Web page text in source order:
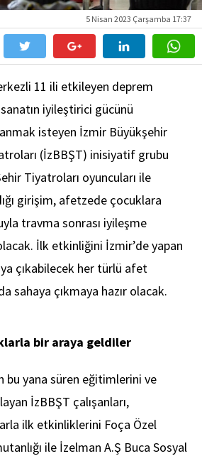
5 Nisan 2023 Çarşamba 17:37
11 ili etkileyen deprem
iyileştirici gücünü
isteyen İzmir Büyükşehir
(İzBBŞT) inisiyatif grubu
Tiyatroları oyuncuları ile
girişim, afetzede çocuklara
travma sonrası iyileşme
İlk etkinliğini İzmir’de yapan
çıkabilecek her türlü afet
sahaya çıkmaya hazır olacak.
bir araya geldiler
bu yana süren eğitimlerini ve
İzBBŞT çalışanları,
ilk etkinliklerini Foça Özel
ile İzelman A.Ş Buca Sosyal